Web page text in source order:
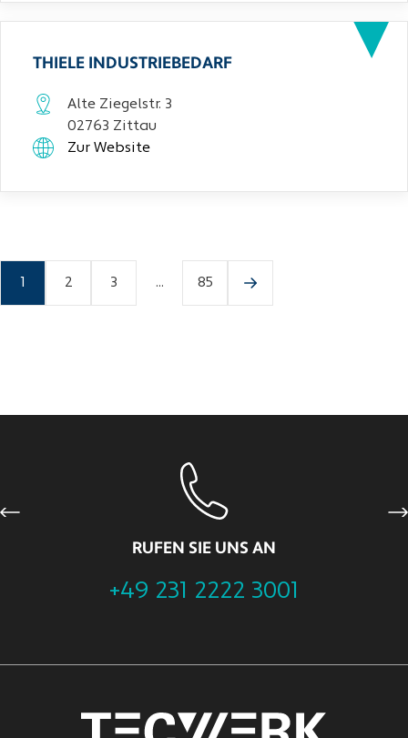
THIELE INDUSTRIEBEDARF
Alte Ziegelstr. 3
02763 Zittau
Zur Website
2 3 ... 85
RUFEN SIE UNS AN
+49 231 2222 3001
Previous